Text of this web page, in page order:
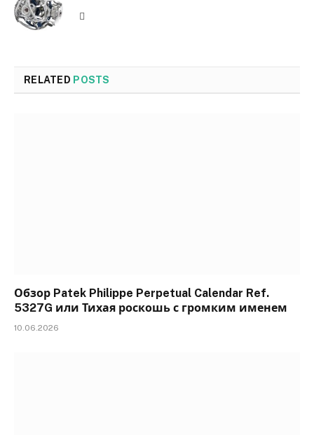
RELATED POSTS
Обзор Patek Philippe Perpetual Calendar Ref.
5327G или Тихая роскошь с громким именем
10.06.2026